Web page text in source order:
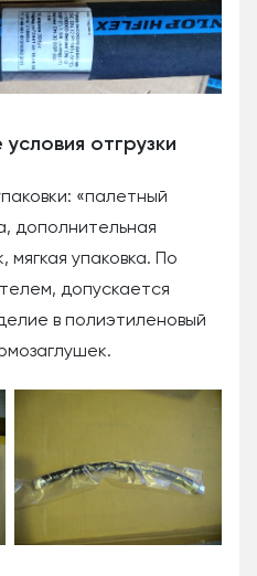
отгрузки
«палетный
дополнительная
мягкая упаковка. По
допускается
в полиэтиленовый